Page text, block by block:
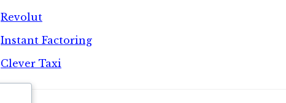
Revolut
Instant Factoring
Clever Taxi